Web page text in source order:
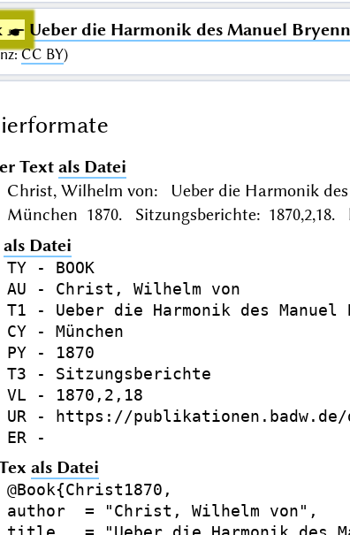
☛ Ueber die Harmonik des Manuel
:CC BY)
Text als Datei
Christ, Wilhelm von: Ueber die Harmonik
München 1870. Sitzungsberichte: 1870,2,18.
als Datei
TY - BOOK
AU - Christ, Wilhelm von
T1 - Ueber die Harmonik des
CY - München
PY - 1870
T3 - Sitzungsberichte
VL - 1870,2,18
UR - https://publikationen.badw.de/
als Datei
@Book{Christ1870,
author  = "Christ, Wilhelm von",